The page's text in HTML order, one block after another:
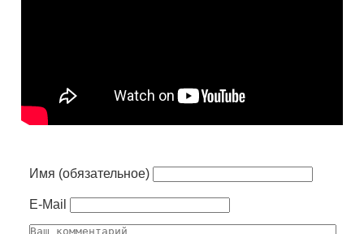
Имя (обязательное)
E-Mail